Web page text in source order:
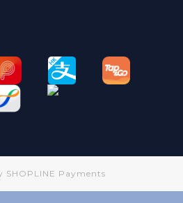
SHOPLINE Payments